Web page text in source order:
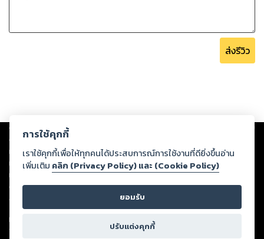
ส่งรีวิว
Copyright © 2026
ต่อผลงานหรือเนื้อหาใดที่อัปโหลดผ่านเว็บไซต์และปรากฏว่าละเมิดสิทธิใน
ทรัพย์สินทางปัญญาของบุคคลอื่นหรือขัดต่อกฎหมายและศีลธรรม ดังนั้น ผู้อ่าน
ทุกท่านโปรดใช้วิจารณญาณในการกลั่นกรองด้วยตนเอง และหากท่านพบว่าส่วน
หนึ่งส่วนใดขัดต่อกฎหมายและศีลธรรม กรุณาแจ้งมายังบริษัท เพื่อทีมงานจะได้
ดำเนินการในทันที ทั้งนี้ ทางสตอรี่ล็อกขอสงวนลิขสิทธิ์ตามพระราชบัญญัติ
ลิขสิทธิ์ พ.ศ. 2537 (ฉบับล่าสุด)
For support: member@ookbee.com
Version
การใช้คุกกี้
เราใช้คุกกี้เพื่อให้ทุกคนได้ประสบการณ์การใช้งานที่ดียิ่งขึ้นอ่าน
เพิ่มเติม คลิก (Privacy Policy) และ (Cookie Policy)
ยอมรับ
ปรับแต่งคุกกี้